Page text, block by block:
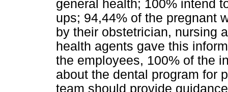
general health; 100% intend
ups; 94,44% of the pregnant
by their obstetrician, nursing
health agents gave this
the employees, 100% of the
about the dental program for
team should provide